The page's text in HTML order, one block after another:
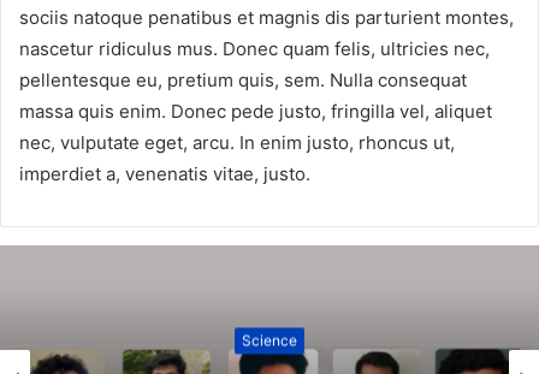
sociis natoque penatibus et magnis dis parturient montes,
nascetur ridiculus mus. Donec quam felis, ultricies nec,
pellentesque eu, pretium quis, sem. Nulla consequat
massa quis enim. Donec pede justo, fringilla vel, aliquet
nec, vulputate eget, arcu. In enim justo, rhoncus ut,
imperdiet a, venenatis vitae, justo.
Science